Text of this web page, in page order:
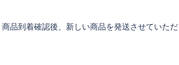
品到着確認後、新しい商品を発送させていただ